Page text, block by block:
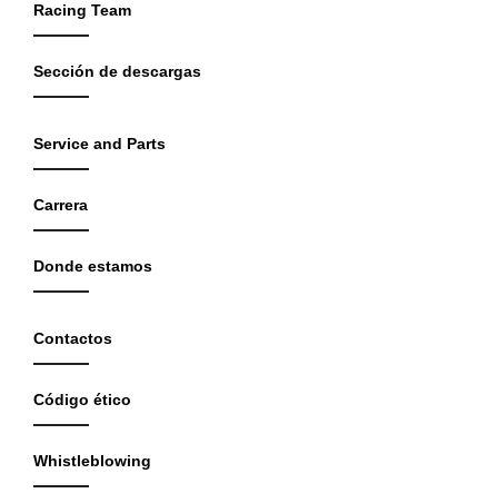
Racing Team
Sección de descargas
Service and Parts
Carrera
Donde estamos
Contactos
Código ético
Whistleblowing